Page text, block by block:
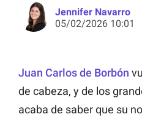
Jennifer Navarro
05/02/2026 10:01
Juan Carlos de Borbón
de cabeza, y de los
acaba de saber que su